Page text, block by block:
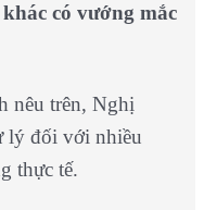
có vướng mắc
nêu trên, Nghị
lý đối với nhiều
thực tế.